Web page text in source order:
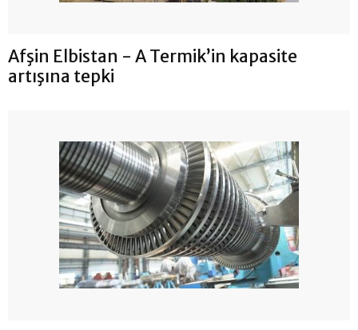
Afşin Elbistan - A Termik’in kapasite
artışına tepki